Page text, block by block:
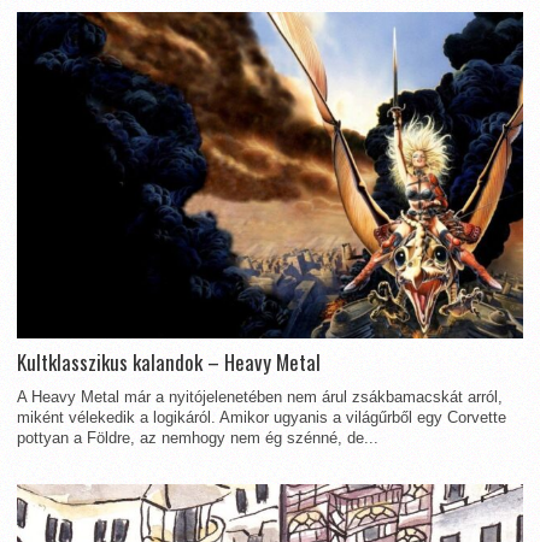
Kultklasszikus kalandok – Heavy Metal
A Heavy Metal már a nyitójelenetében nem árul zsákbamacskát arról,
miként vélekedik a logikáról. Amikor ugyanis a világűrből egy Corvette
pottyan a Földre, az nemhogy nem ég szénné, de...